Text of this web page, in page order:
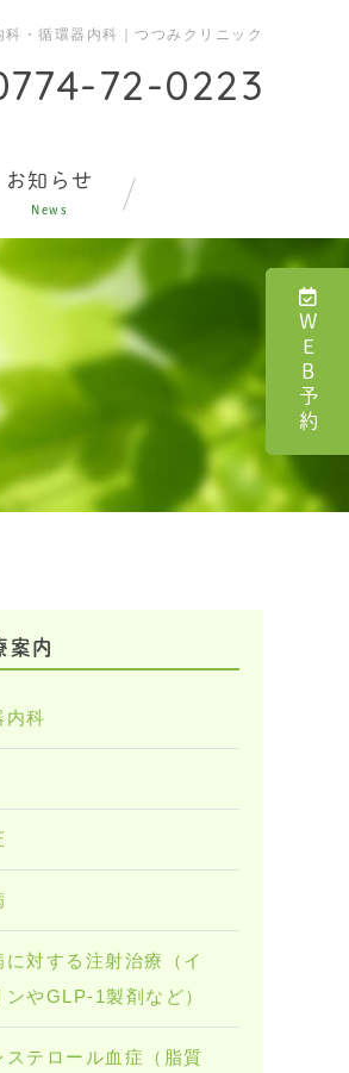
・循環器内科｜つつみクリニック
72-0223
お知らせ
News
WEB予約
案内
内科
に対する注射治療（イ
ンやGLP-1製剤など）
ステロール血症（脂質